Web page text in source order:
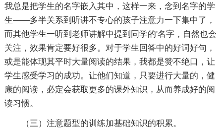
我总是把学生的名字嵌入其中，这样一来，念到名字的学
生——多半关系到听讲不专心的孩子注意力一下集中了，
而其他学生一听到老师讲解中提到同学的'名字，自然也会
关注，效果肯定要好很多。对于学生回答中的好词好句，
或是能体现其平时大量阅读的结果，我都是赞不绝口，让
学生感受学习的成功。让他们知道，只要进行大量的，健
康的阅读，必定会获取更多的课外知识，从而养成好的阅
读习惯。
（三）注意题型的训练加基础知识的积累。